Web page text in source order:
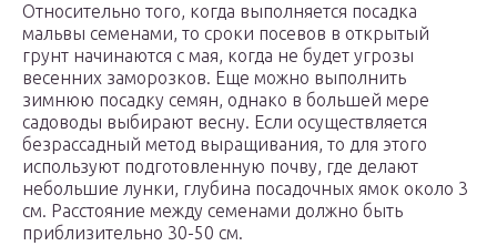
Относительно того, когда выполняется посадка
мальвы семенами, то сроки посевов в открытый
грунт начинаются с мая, когда не будет угрозы
весенних заморозков. Еще можно выполнить
зимнюю посадку семян, однако в большей мере
садоводы выбирают весну. Если осуществляется
безрассадный метод выращивания, то для этого
используют подготовленную почву, где делают
небольшие лунки, глубина посадочных ямок около 3
см. Расстояние между семенами должно быть
приблизительно 30-50 см.